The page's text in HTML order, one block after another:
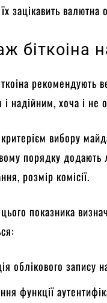
зацікавить
біткоіна
рекомендують
надійним, хоча і не
вибору
порядку додають
розмір комісії.
показника
облікового запису
функції